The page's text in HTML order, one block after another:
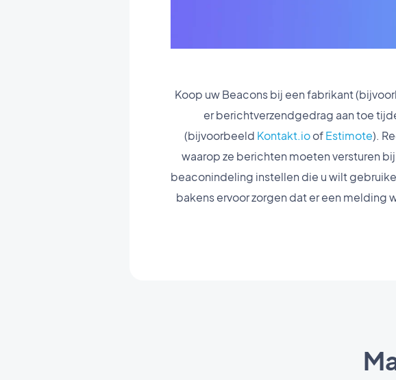
Koop uw Beacons bij een fabrikant
er berichtverzendgedrag aan toe
(bijvoorbeeld Kontakt.ioofEstimote).
waarop ze berichten moeten versturen
beaconindeling instellen die u wilt
bakens ervoor zorgen dat er een melding